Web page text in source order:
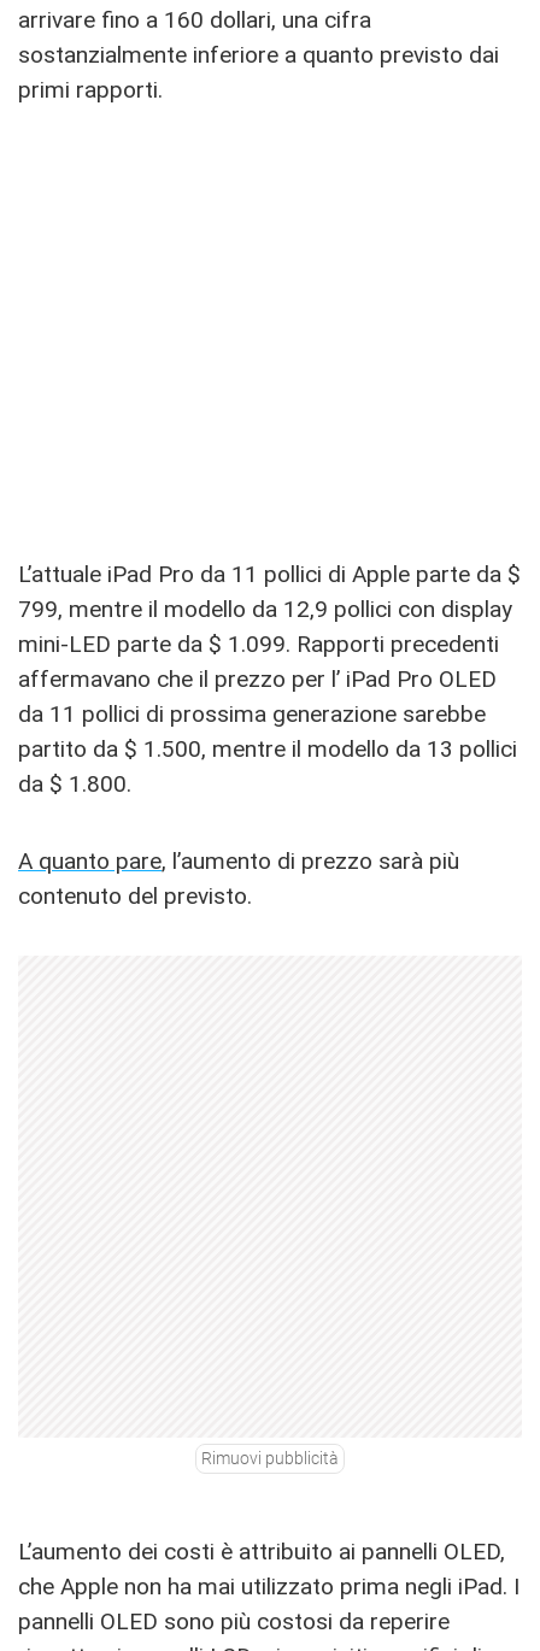
arrivare fino a 160 dollari, una cifra
sostanzialmente inferiore a quanto previsto dai
primi rapporti.
L’attuale iPad Pro da 11 pollici di Apple parte da $
799, mentre il modello da 12,9 pollici con display
mini-LED parte da $ 1.099. Rapporti precedenti
affermavano che il prezzo per l’‌ ‌iPad‌ Pro‌ OLED
da 11 pollici di prossima generazione sarebbe
partito da $ 1.500, mentre il modello da 13 pollici
da $ 1.800.
A quanto pare, l’aumento di prezzo sarà più
contenuto del previsto.
Rimuovi pubblicità
L’aumento dei costi è attribuito ai pannelli OLED,
che Apple non ha mai utilizzato prima negli iPad. I
pannelli OLED sono più costosi da reperire